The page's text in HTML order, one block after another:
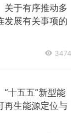
关于有序推动多
发展有关事项的
3474
“十五五”新型能
再生能源定位与